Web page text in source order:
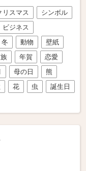
リスマス
シンボル
ビジネス
冬 動物
壁紙
年賀
恋愛
母の日
熊
花 虫
誕生日